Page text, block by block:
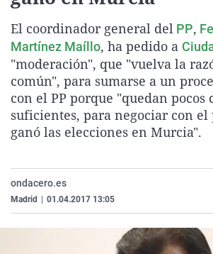
El coordinador general del PP,
Martínez Maíllo, ha pedido a
"moderación", que "vuelva la
común", para sumarse a un
con el PP porque "quedan pocos
suficientes, para negociar con el
ganó las elecciones en Murcia".
ondacero.es
Madrid 01.04.2017 13:05